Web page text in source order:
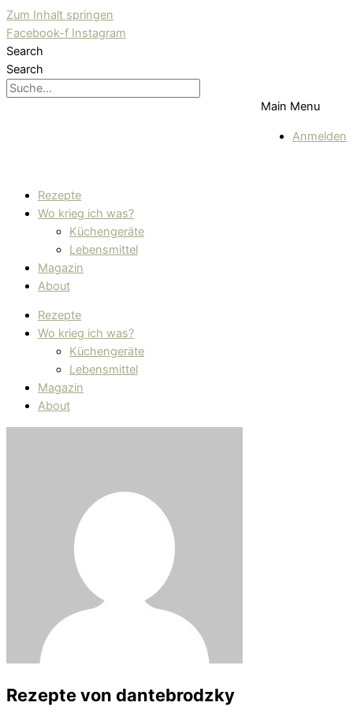
Zum Inhalt springen
Facebook-f Instagram
Search
Search
Main Menu
Anmelden
Rezepte
Wo krieg ich was?
Küchengeräte
Lebensmittel
Magazin
About
Rezepte
Wo krieg ich was?
Küchengeräte
Lebensmittel
Magazin
About
Rezepte von dantebrodzky